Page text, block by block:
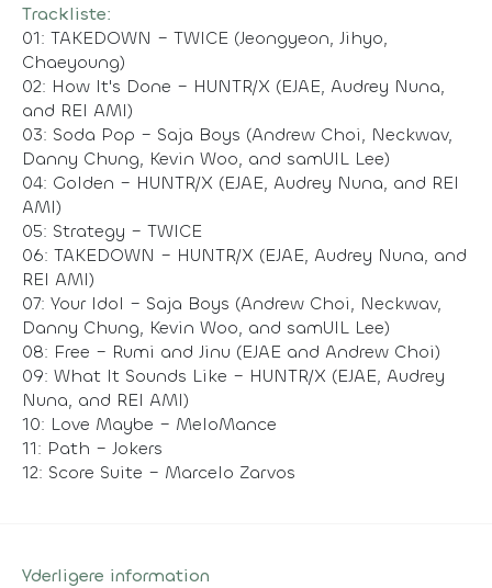
Trackliste:
01: TAKEDOWN – TWICE (Jeongyeon, Jihyo,
Chaeyoung)
02: How It's Done – HUNTR/X (EJAE, Audrey Nuna,
and REI AMI)
03: Soda Pop – Saja Boys (Andrew Choi, Neckwav,
Danny Chung, Kevin Woo, and samUIL Lee)
04: Golden – HUNTR/X (EJAE, Audrey Nuna, and REI
AMI)
05: Strategy – TWICE
06: TAKEDOWN – HUNTR/X (EJAE, Audrey Nuna, and
REI AMI)
07: Your Idol – Saja Boys (Andrew Choi, Neckwav,
Danny Chung, Kevin Woo, and samUIL Lee)
08: Free – Rumi and Jinu (EJAE and Andrew Choi)
09: What It Sounds Like – HUNTR/X (EJAE, Audrey
Nuna, and REI AMI)
10: Love Maybe – MeloMance
11: Path – Jokers
12: Score Suite – Marcelo Zarvos
Yderligere information